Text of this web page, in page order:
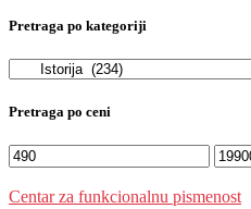
Pretraga po kategoriji
Pretraga po ceni
Centar za funkcionalnu pismenost